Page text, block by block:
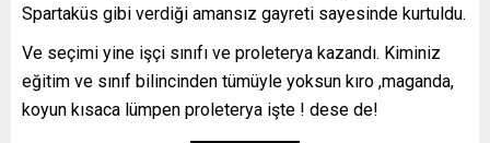
Spartaküs gibi verdiği amansız gayreti sayesinde kurtuldu.
Ve seçimi yine işçi sınıfı ve proleterya kazandı. Kiminiz
eğitim ve sınıf bilincinden tümüyle yoksun kıro ,maganda,
koyun kısaca lümpen proleterya işte ! dese de!